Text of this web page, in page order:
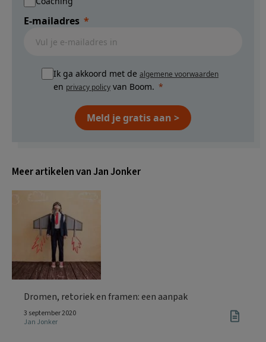
E-mailadres
Ik ga akkoord met de algemene voorwaarden
en privacy policy van Boom.
Meld je gratis aan >
Meer artikelen van Jan Jonker
Dromen, retoriek en framen: een aanpak
3 september 2020
Jan Jonker